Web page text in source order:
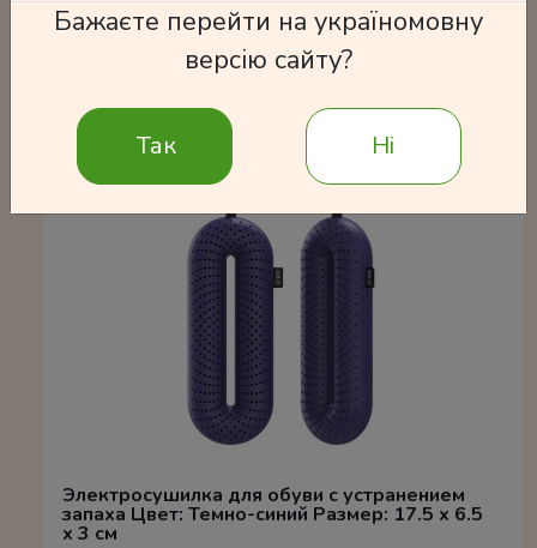
Часто покупают
Электросушилка для обуви с устранением
запаха Цвет: Темно-синий Размер: 17.5 x 6.5
x 3 см
Бажаєте перейти на україномовну
версію сайту?
Так Ні